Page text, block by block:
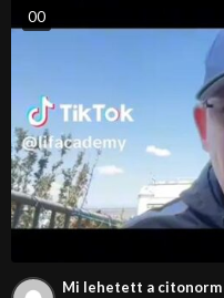
00
Mi lehetett a citonorm